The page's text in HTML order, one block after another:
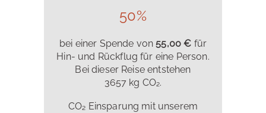
50%
bei einer Spende von55,00 € für
Hin- und Rückflug für eine Person.
Bei dieser Reise entstehen
3657 kg CO₂.
CO₂ Einsparung mit unserem